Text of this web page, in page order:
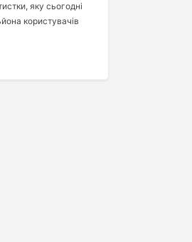
яку сьогодні
користувачів